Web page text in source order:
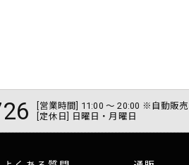
[営業時間] 11:00 〜 20:00 ※自動販
[定休日] 日曜日・月曜日